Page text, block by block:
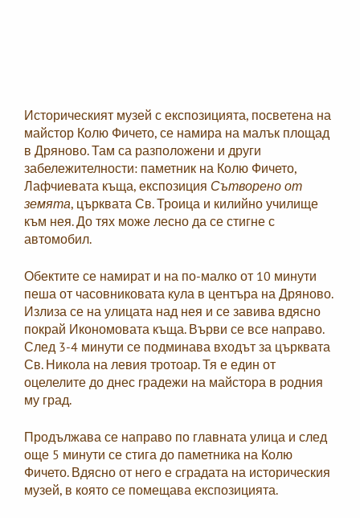
Историческият музей с експозицията, посветена на
майстор Колю Фичето, се намира на малък площад
в Дряново. Там са разположени и други
забележителности: паметник на Колю Фичето,
Лафчиевата къща, експозиция Сътворено от
земята, църквата Св. Троица и килийно училище
към нея. До тях може лесно да се стигне с
автомобил.
Обектите се намират и на по-малко от 10 минути
пеша от часовниковата кула в центъра на Дряново.
Излиза се на улицата над нея и се завива вдясно
покрай Икономовата къща. Върви се все направо.
След 3-4 минути се подминава входът за църквата
Св. Никола на левия тротоар. Тя е един от
оцелелите до днес градежи на майстора в родния
му град.
Продължава се направо по главната улица и след
още 5 минути се стига до паметника на Колю
Фичето. Вдясно от него е сградата на историческия
музей, в която се помещава експозицията.